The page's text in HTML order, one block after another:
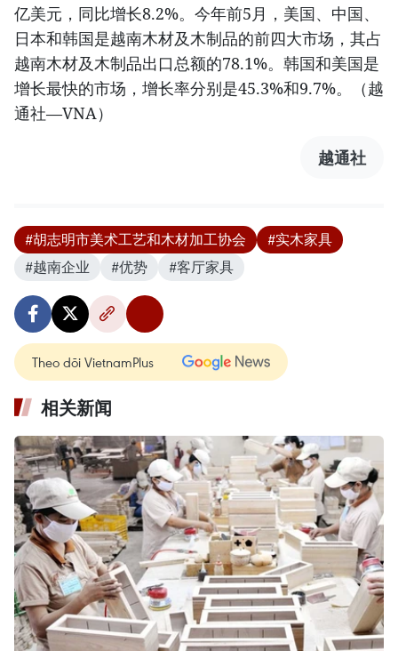
亿美元，同比增长8.2%。今年前5月，美国、中国、
日本和韩国是越南木材及木制品的前四大市场，其占
越南木材及木制品出口总额的78.1%。韩国和美国是
增长最快的市场，增长率分别是45.3%和9.7%。（越
通社—VNA）
越通社
#胡志明市美术工艺和木材加工协会
#实木家具
#越南企业
#优势 #客厅家具
Theo dõi VietnamPlus
相关新闻